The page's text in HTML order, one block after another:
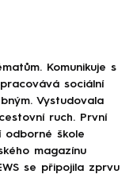
Komunikuje s
sociální
Vystudovala
ruch. První
odborné škole
magazínu
se připojila zprvu